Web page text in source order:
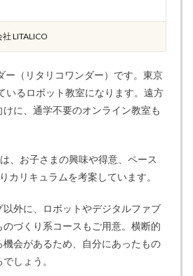
LITALICO
ー（リタリコワンダー）です。東京
いるロボット教室になります。遠方
に、通学不要のオンライン教室も
、お子さまの興味や得意、ペース
カリキュラムを考案しています。
外に、ロボットやデジタルファブ
のづくり系コースもご用意。横断的
会があるため、自分にあったもの
しょう。